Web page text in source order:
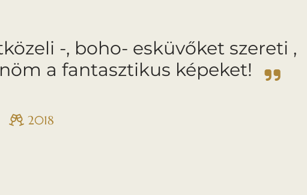
-, boho- esküvőket szereti ,
a fantasztikus képeket!
2018